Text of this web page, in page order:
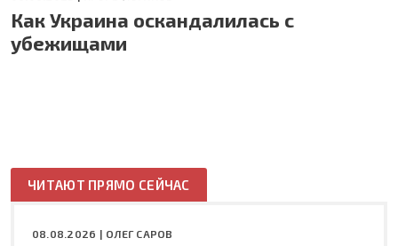
Как Украина оскандалилась с
убежищами
ЧИТАЮТ ПРЯМО СЕЙЧАС
08.08.2026 | ОЛЕГ САРОВ